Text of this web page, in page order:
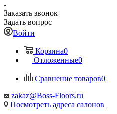
Заказать звонок
Задать вопрос
Войти
Корзина0
Отложенные0
Сравнение товаров0
zakaz@Boss-Floors.ru
Посмотреть адреса салонов